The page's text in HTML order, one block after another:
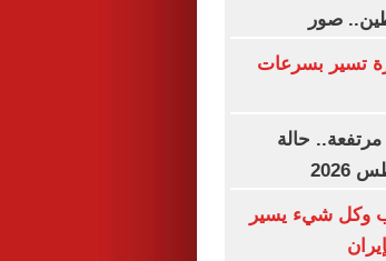
صور
يلتقط 1128 سيارة تسير بسرعات
حالة
وكل شيء يسير